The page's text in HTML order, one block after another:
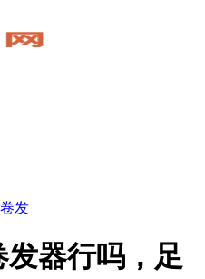
卷发
器行吗，足